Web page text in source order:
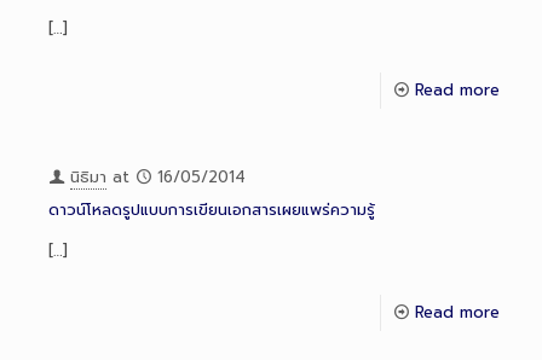
[…]
Read more
นิธิมา at
16/05/2014
ดาวน์โหลดรูปแบบการเขียนเอกสารเผยแพร่ความรู้
[…]
Read more